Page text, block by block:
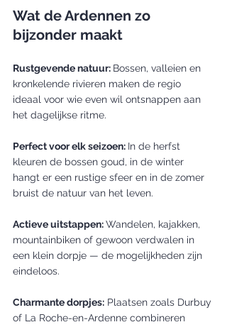
Wat de Ardennen zo
bijzonder maakt
Rustgevende natuur: Bossen, valleien en
kronkelende rivieren maken de regio
ideaal voor wie even wil ontsnappen aan
het dagelijkse ritme.
Perfect voor elk seizoen: In de herfst
kleuren de bossen goud, in de winter
hangt er een rustige sfeer en in de zomer
bruist de natuur van het leven.
Actieve uitstappen: Wandelen, kajakken,
mountainbiken of gewoon verdwalen in
een klein dorpje — de mogelijkheden zijn
eindeloos.
Charmante dorpjes: Plaatsen zoals Durbuy
of La Roche-en-Ardenne combineren